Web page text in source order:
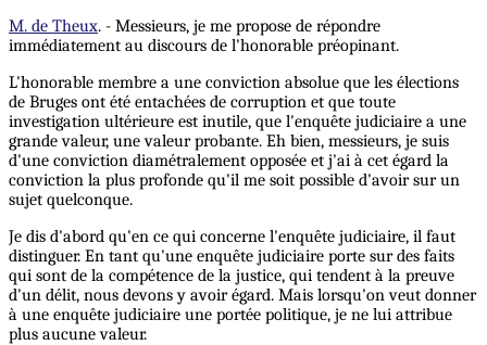
M. de Theux. - Messieurs, je me propose de répondre
immédiatement au discours de l'honorable préopinant.
L'honorable membre a une conviction absolue que les élections
de Bruges ont été entachées de corruption et que toute
investigation ultérieure est inutile, que l'enquête judiciaire a une
grande valeur, une valeur probante. Eh bien, messieurs, je suis
d'une conviction diamétralement opposée et j'ai à cet égard la
conviction la plus profonde qu'il me soit possible d'avoir sur un
sujet quelconque.
Je dis d'abord qu'en ce qui concerne l'enquête judiciaire, il faut
distinguer. En tant qu'une enquête judiciaire porte sur des faits
qui sont de la compétence de la justice, qui tendent à la preuve
d'un délit, nous devons y avoir égard. Mais lorsqu'on veut donner
à une enquête judiciaire une portée politique, je ne lui attribue
plus aucune valeur.